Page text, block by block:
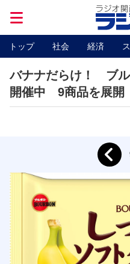
トップ 社会 経済
バナナだらけ！ ブル
開催中 9商品を展開
Prev